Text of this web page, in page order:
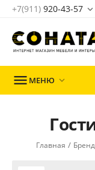
+7(911) 920-43-57 
 МЕНЮ 
Главная /